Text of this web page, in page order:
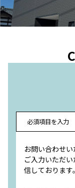
必須項目を入力
お問い合わせい
ご入力いただ
信しております。